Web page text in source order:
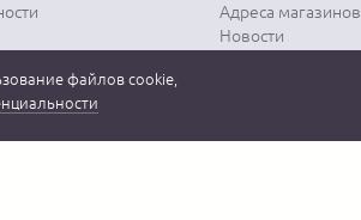
Адреса магазинов
Новости
файлов cookie,